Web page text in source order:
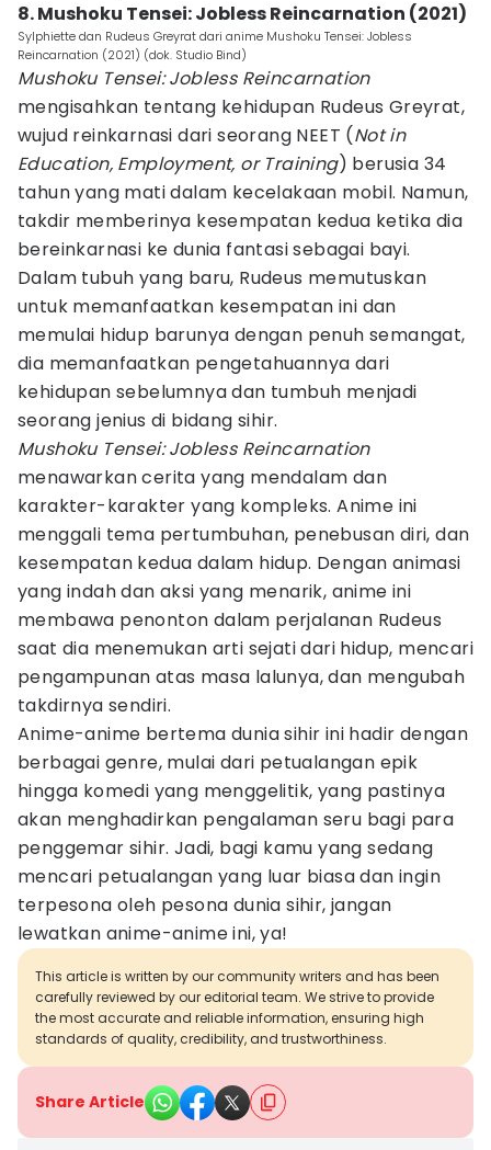
8. Mushoku Tensei: Jobless Reincarnation (2021)
Sylphiette dan Rudeus Greyrat dari anime Mushoku Tensei: Jobless
Reincarnation (2021) (dok. Studio Bind)
Mushoku Tensei: Jobless Reincarnation
mengisahkan tentang kehidupan Rudeus Greyrat,
wujud reinkarnasi dari seorang NEET (Not in
Education, Employment, or Training) berusia 34
tahun yang mati dalam kecelakaan mobil. Namun,
takdir memberinya kesempatan kedua ketika dia
bereinkarnasi ke dunia fantasi sebagai bayi.
Dalam tubuh yang baru, Rudeus memutuskan
untuk memanfaatkan kesempatan ini dan
memulai hidup barunya dengan penuh semangat,
dia memanfaatkan pengetahuannya dari
kehidupan sebelumnya dan tumbuh menjadi
seorang jenius di bidang sihir.
Mushoku Tensei: Jobless Reincarnation
menawarkan cerita yang mendalam dan
karakter-karakter yang kompleks. Anime ini
menggali tema pertumbuhan, penebusan diri, dan
kesempatan kedua dalam hidup. Dengan animasi
yang indah dan aksi yang menarik, anime ini
membawa penonton dalam perjalanan Rudeus
saat dia menemukan arti sejati dari hidup, mencari
pengampunan atas masa lalunya, dan mengubah
takdirnya sendiri.
Anime-anime bertema dunia sihir ini hadir dengan
berbagai genre, mulai dari petualangan epik
hingga komedi yang menggelitik, yang pastinya
akan menghadirkan pengalaman seru bagi para
penggemar sihir. Jadi, bagi kamu yang sedang
mencari petualangan yang luar biasa dan ingin
terpesona oleh pesona dunia sihir, jangan
lewatkan anime-anime ini, ya!
This article is written by our community writers and has been
carefully reviewed by our editorial team. We strive to provide
the most accurate and reliable information, ensuring high
standards of quality, credibility, and trustworthiness.
Share Article